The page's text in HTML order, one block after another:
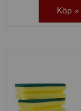
Köp »